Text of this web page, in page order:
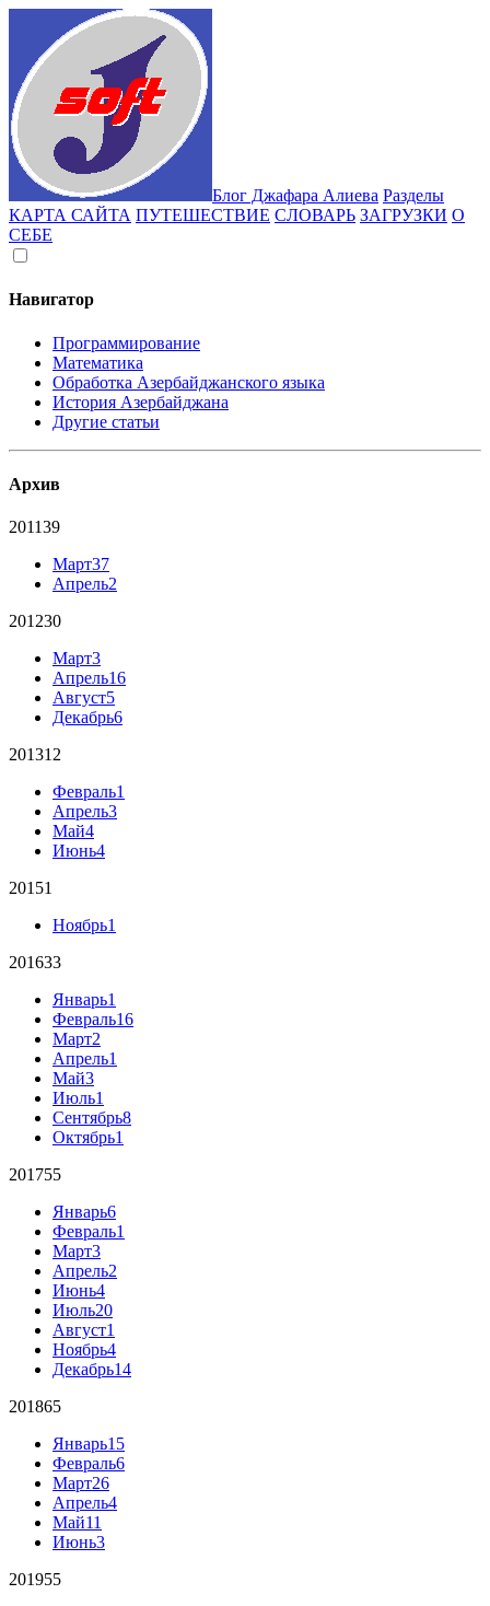
Блог Джафара Алиева Разделы
КАРТА САЙТА ПУТЕШЕСТВИЕ СЛОВАРЬ ЗАГРУЗКИ О
СЕБЕ
Навигатор
Программирование
Математика
Обработка Азербайджанского языка
История Азербайджана
Другие статьи
Архив
201139
Март37
Апрель2
201230
Март3
Апрель16
Август5
Декабрь6
201312
Февраль1
Апрель3
Май4
Июнь4
20151
Ноябрь1
201633
Январь1
Февраль16
Март2
Апрель1
Май3
Июль1
Сентябрь8
Октябрь1
201755
Январь6
Февраль1
Март3
Апрель2
Июнь4
Июль20
Август1
Ноябрь4
Декабрь14
201865
Январь15
Февраль6
Март26
Апрель4
Май11
Июнь3
201955